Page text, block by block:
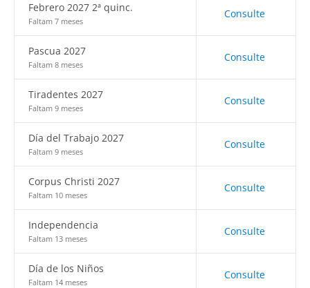
Febrero 2027 2ª quinc.
Faltam 7 meses
Consulte
Pascua 2027
Faltam 8 meses
Consulte
Tiradentes 2027
Faltam 9 meses
Consulte
Día del Trabajo 2027
Faltam 9 meses
Consulte
Corpus Christi 2027
Faltam 10 meses
Consulte
Independencia
Faltam 13 meses
Consulte
Día de los Niños
Faltam 14 meses
Consulte